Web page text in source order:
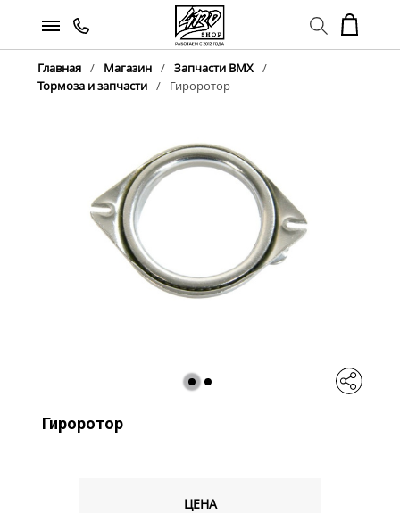
Главная Магазин
Запчасти BMX
Тормоза и запчасти
Гироротор
Гироротор
ЦЕНА